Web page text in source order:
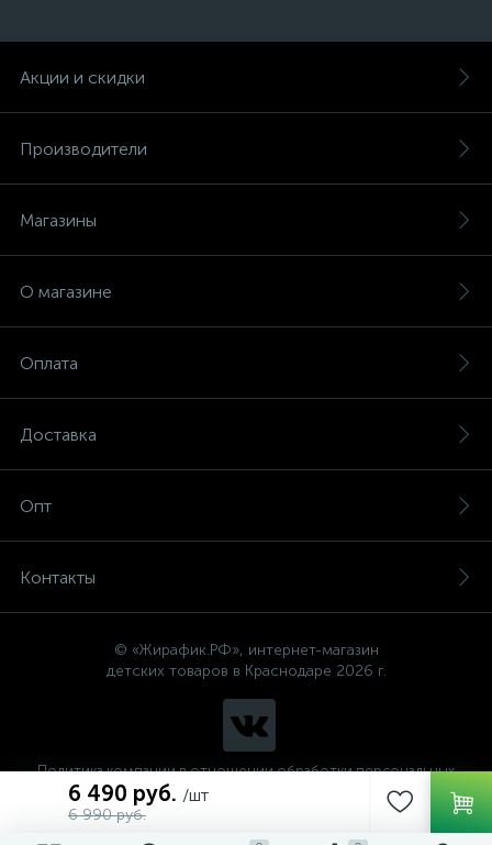
6 490 руб. /шт
6 990 руб.
Акции и скидки
Производители
Магазины
О магазине
Оплата
Доставка
Опт
Контакты
© «Жирафик.РФ», интернет-магазин
детских товаров в Краснодаре 2026 г.
Политика компании в отношении обработки персональных